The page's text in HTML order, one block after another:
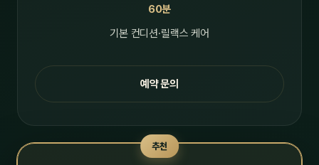
60분
기본 컨디션·릴랙스 케어
예약 문의
추천